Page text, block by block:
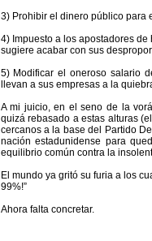
3) Prohibir el dinero público para
4) Impuesto a los apostadores
sugiere acabar con sus
5) Modificar el oneroso salario
llevan a sus empresas a la
A mi juicio, en el seno de la
quizá rebasado a estas alturas
cercanos a la base del Partido
nación estadunidense para
equilibrio común contra la
El mundo ya gritó su furia a los
99%!”
Ahora falta concretar.